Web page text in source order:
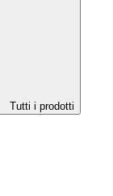
Tutti i prodotti